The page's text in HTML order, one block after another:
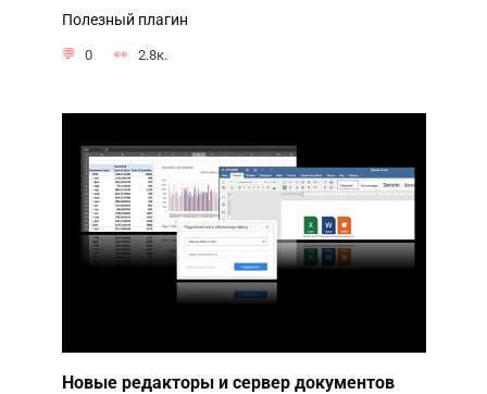
Полезный плагин
0 2.8к.
Новые редакторы и сервер документов